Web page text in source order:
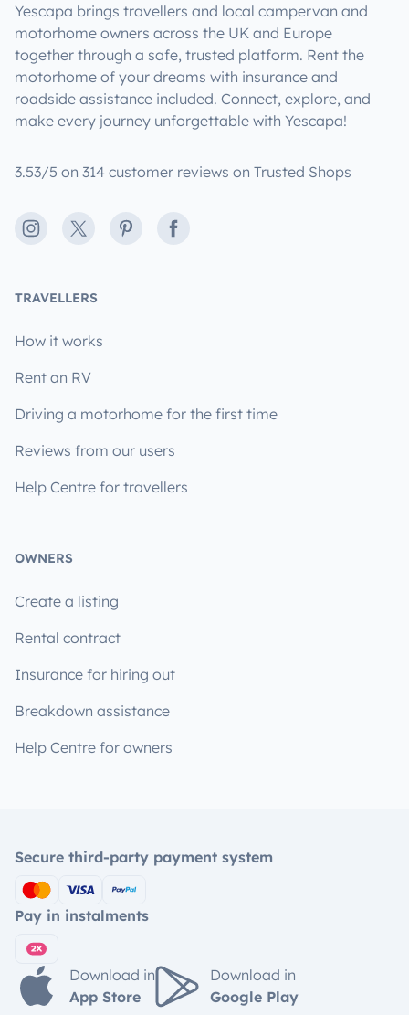
Yescapa brings travellers and local campervan and
motorhome owners across the UK and Europe
together through a safe, trusted platform. Rent the
motorhome of your dreams with insurance and
roadside assistance included. Connect, explore, and
make every journey unforgettable with Yescapa!
3.53/5 on 314 customer reviews on Trusted Shops
Instagram
X PinterestFacebook
TRAVELLERS
How it works
Rent an RV
Driving a motorhome for the first time
Reviews from our users
Help Centre for travellers
OWNERS
Create a listing
Rental contract
Insurance for hiring out
Breakdown assistance
Help Centre for owners
Secure third-party payment system
Pay in instalments
Download in
App Store
Download in
Google Play